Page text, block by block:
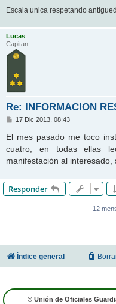
Escala unica respetando
Lucas
Capitan
Re: INFORMACION
M
n
s
a
e
17 Dic 2013, 08:43
El mes pasado me toco
cuatro, en todas ellas
manifestación al interesado,
Responder
12
Índice general
© Unión de Oficiales